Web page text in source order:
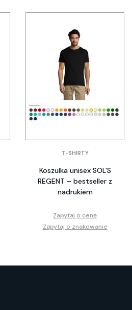
T-SHIRTY
Koszulka unisex SOL'S
REGENT – bestseller z
nadrukiem
Zapytaj o cenę
Zapytaj o znakowanie